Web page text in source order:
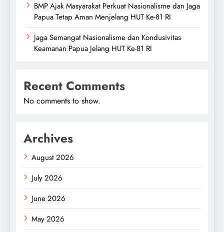
BMP Ajak Masyarakat Perkuat Nasionalisme dan Jaga
Papua Tetap Aman Menjelang HUT Ke-81 RI
Jaga Semangat Nasionalisme dan Kondusivitas
Keamanan Papua Jelang HUT Ke-81 RI
Recent Comments
No comments to show.
Archives
August 2026
July 2026
June 2026
May 2026